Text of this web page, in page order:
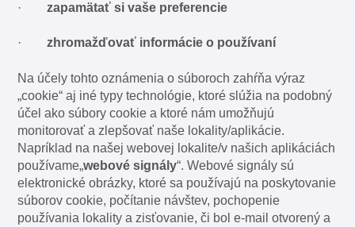
·zapamätať si vaše preferencie
·zhromažďovať informácie o používaní
Na účely tohto oznámenia o súboroch zahŕňa výraz
„cookie“ aj iné typy technológie, ktoré slúžia na podobný
účel ako súbory cookie a ktoré nám umožňujú
monitorovať a zlepšovať naše lokality/aplikácie.
Napríklad na našej webovej lokalite/v našich aplikáciách
používame„webové signály“. Webové signály sú
elektronické obrázky, ktoré sa používajú na poskytovanie
súborov cookie, počítanie návštev, pochopenie
používania lokality a zisťovanie, či bol e-mail otvorený a